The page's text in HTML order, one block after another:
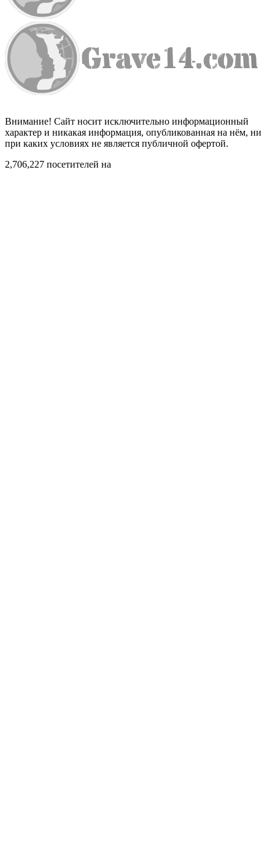
Внимание! Сайт носит исключительно информационный
характер и никакая информация, опубликованная на нём, ни
при каких условиях не является публичной офертой.
2,706,227 посетителей на